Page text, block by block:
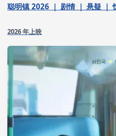
聪明镇 2026 ｜ 剧情 ｜ 悬疑 ｜
2026 年上映